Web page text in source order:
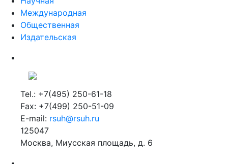
Международная
Общественная
Издательская
Tel.: +7(495) 250-61-18
Fax: +7(499) 250-51-09
E-mail: rsuh@rsuh.ru
125047
Москва, Миусская площадь, д. 6